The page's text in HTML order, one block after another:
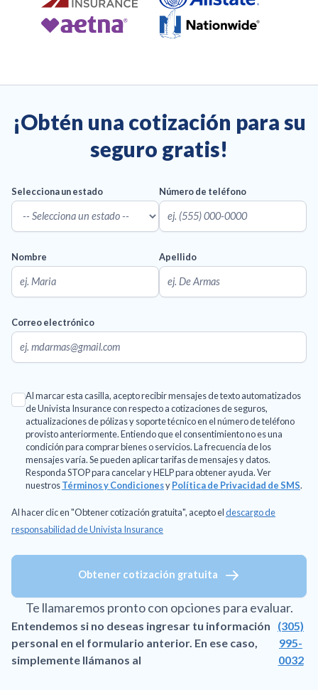
¡Obtén una cotización para su
seguro gratis!
Selecciona un estado Número de teléfono
Nombre Apellido
Correo electrónico
Al marcar esta casilla, acepto recibir mensajes de texto automatizados
de Univista Insurance con respecto a cotizaciones de seguros,
actualizaciones de pólizas y soporte técnico en el número de teléfono
provisto anteriormente. Entiendo que el consentimiento no es una
condición para comprar bienes o servicios. La frecuencia de los
mensajes varía. Se pueden aplicar tarifas de mensajes y datos.
Responda STOP para cancelar y HELP para obtener ayuda. Ver
nuestrosTérminos y CondicionesyPolítica de Privacidad de SMS.
Al hacer clic en "Obtener cotización gratuita", acepto eldescargo de
responsabilidad de Univista Insurance
Obtener cotización gratuita
Te llamaremos pronto con opciones para evaluar.
Entendemos si no deseas ingresar tu información
personal en el formulario anterior. En ese caso,
simplemente llámanos al
(305)
995-
0032